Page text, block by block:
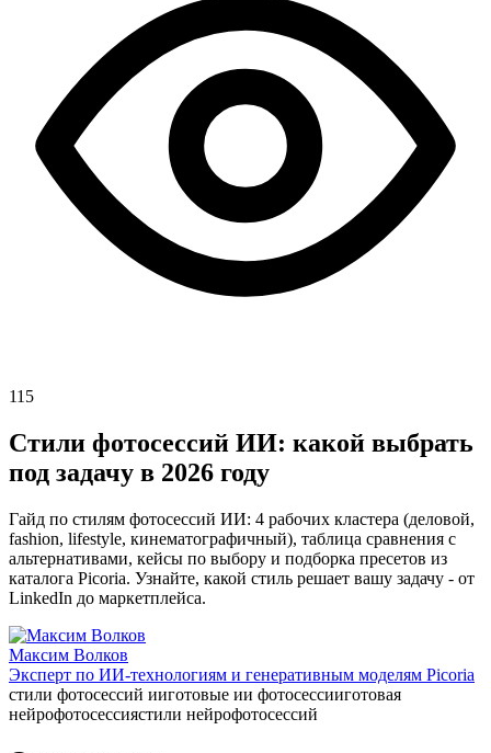
115
Стили фотосессий ИИ: какой выбрать
под задачу в 2026 году
Гайд по стилям фотосессий ИИ: 4 рабочих кластера (деловой,
fashion, lifestyle, кинематографичный), таблица сравнения с
альтернативами, кейсы по выбору и подборка пресетов из
каталога Picoria. Узнайте, какой стиль решает вашу задачу - от
LinkedIn до маркетплейса.
Максим Волков
Эксперт по ИИ-технологиям и генеративным моделям Picoria
стили фотосессий ииготовые ии фотосессииготовая
нейрофотосессиястили нейрофотосессий